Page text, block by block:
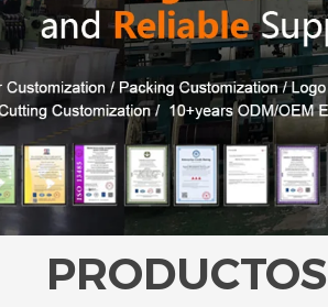
PRODUCTOS